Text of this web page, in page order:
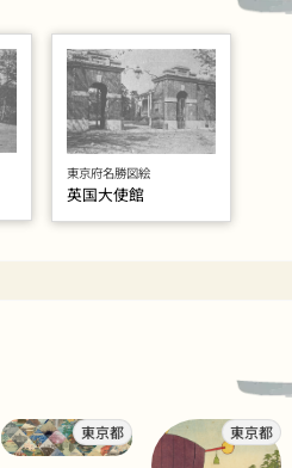
東京府名勝図絵
英国大使館
東京都 東京都